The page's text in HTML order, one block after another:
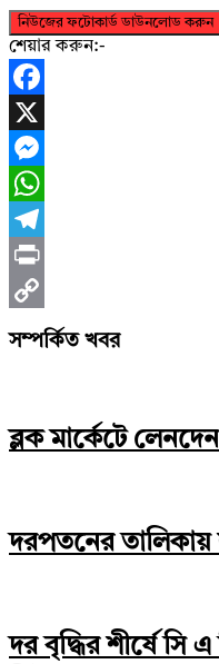
নিউজের ফটোকার্ড ডাউনলোড করুন
শেয়ার করুন:-
Facebook
X
Messenger
WhatsApp
Telegram
Print
Copy
সম্পর্কিত খবর
ব্লক মার্কেটে
দরপতনের তালিকায়
দর বৃদ্ধির শীর্ষে সি